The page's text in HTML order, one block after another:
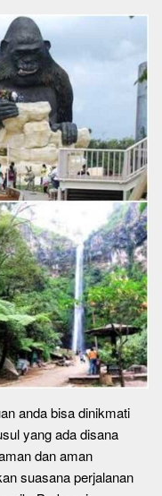
anda bisa dinikmati
yang ada disana
dan aman
suasana perjalanan